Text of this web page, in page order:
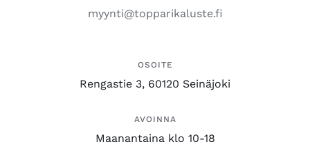
myynti@topparikaluste.fi
OSOITE
Rengastie 3, 60120 Seinäjoki
AVOINNA
Maanantaina klo 10-18